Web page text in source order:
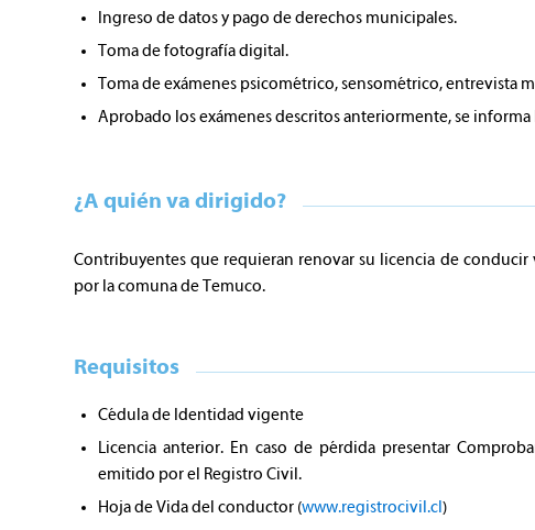
Ingreso de datos y pago de derechos municipales.
Toma de fotografía digital.
Toma de exámenes psicométrico, sensométrico, entrevista
Aprobado los exámenes descritos anteriormente, se
¿A quién va dirigido?
Contribuyentes que requieran renovar su licencia de
por la comuna de Temuco.
Requisitos
Cédula de Identidad vigente
Licencia anterior. En caso de pérdida presentar
emitido por el Registro Civil.
Hoja de Vida del conductor (www.registrocivil.cl )